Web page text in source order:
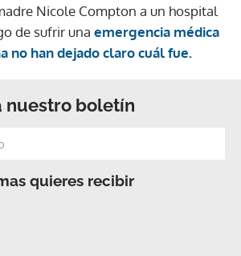
Nicole Compton a un hospital
de sufrir una emergencia médica
no han dejado claro cuál fue.
nuestro boletín
quieres recibir